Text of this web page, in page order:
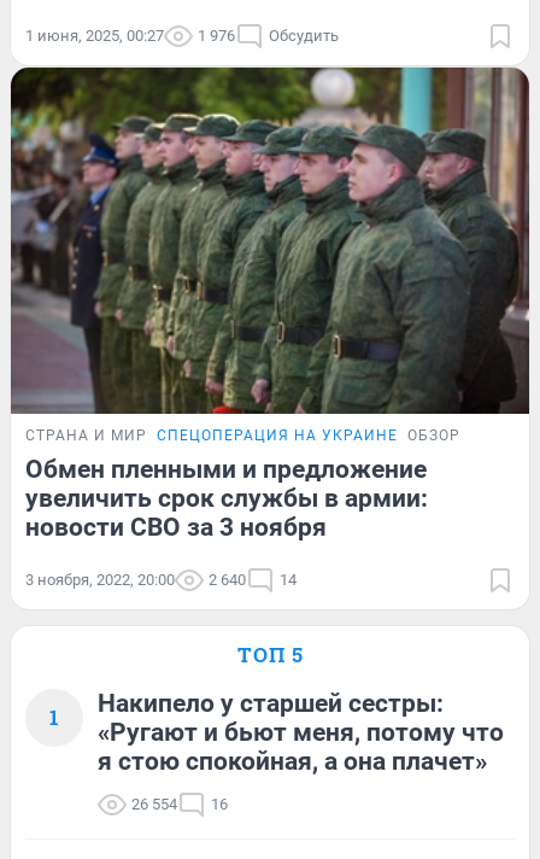
1 июня, 2025, 00:27 1 976 Обсудить
СТРАНА И МИР СПЕЦОПЕРАЦИЯ НА УКРАИНЕ ОБЗОР
Обмен пленными и предложение
увеличить срок службы в армии:
новости СВО за 3 ноября
3 ноября, 2022, 20:00 2 640 14
ТОП 5
1
Накипело у старшей сестры:
«Ругают и бьют меня, потому что
я стою спокойная, а она плачет»
26 554 16